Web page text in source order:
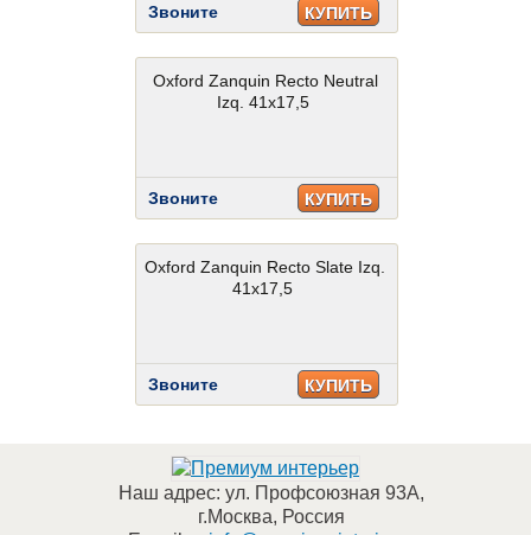
Звоните КУПИТЬ
Oxford Zanquin Recto Neutral
Izq. 41x17,5
Звоните КУПИТЬ
Oxford Zanquin Recto Slate Izq.
41x17,5
Звоните КУПИТЬ
Наш адрес: ул. Профсоюзная 93А,
г.Москва, Россия